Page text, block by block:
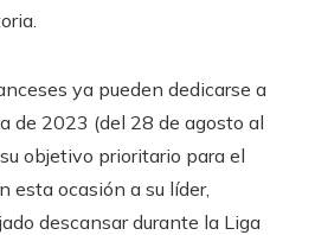
ya pueden dedicarse a
de 2023 (del 28 de agosto al
objetivo prioritario para el
esta ocasión a su líder,
descansar durante la Liga